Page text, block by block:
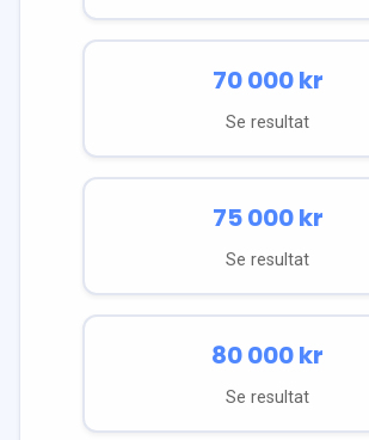
70 000kr
Se resultat
75 000kr
Se resultat
80 000kr
Se resultat